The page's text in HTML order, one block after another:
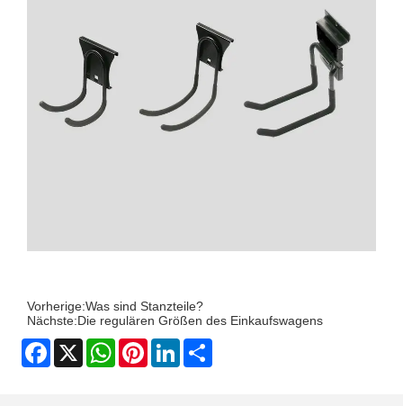
Vorherige:Was sind Stanzteile?
Nächste:Die regulären Größen des Einkaufswagens
Facebook
X WhatsAppPinterestLinkedIn